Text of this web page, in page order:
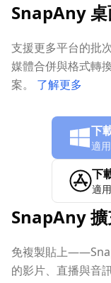
SnapAny 桌
支援更多平台的批
媒體合併與格式轉
案。
了解更多
下
適
下
適
SnapAny 擴
免複製貼上
的影片、直播與音